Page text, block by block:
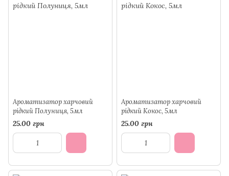
Ароматизатор харчовий
рідкий Полуниця, 5мл
25.00 грн
Ароматизатор харчовий
рідкий Кокос, 5мл
25.00 грн